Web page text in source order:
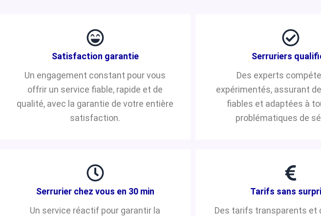
Satisfaction garantie
Un engagement constant pour vous
offrir un service fiable, rapide et de
qualité, avec la garantie de votre entière
satisfaction.
Serruriers
Des experts
expérimentés, assurant
fiables et adaptées à
problématiques de
Serrurier chez vous en 30 min
Un service réactif pour garantir la
Tarifs sans
Des tarifs transparents et